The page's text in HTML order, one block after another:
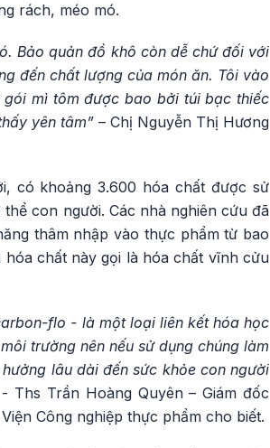
rách, méo mó.
Bảo quản đồ khô còn dễ chứ đối với
đến chất lượng của món ăn. Tôi vào
mì tôm được bao bởi túi bạc thiếc
yên tâm” – Chị Nguyễn Thị Hương
có khoảng 3.600 hóa chất được sử
con người. Các nhà nghiên cứu đã
thâm nhập vào thực phẩm từ bao
chất này gọi là hóa chất vĩnh cửu
flo - là một loại liên kết hóa học
trường nên nếu sử dụng chúng làm
lâu dài đến sức khỏe con người
- Ths Trần Hoàng Quyên – Giám đốc
Công nghiệp thực phẩm cho biết.